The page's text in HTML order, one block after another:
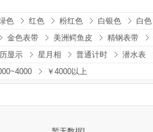
色 红色 粉红色 白银色 白色
金色表带 美洲鳄鱼皮 精钢表带
显示 星月相 普通计时 潜水表
￥4000以上